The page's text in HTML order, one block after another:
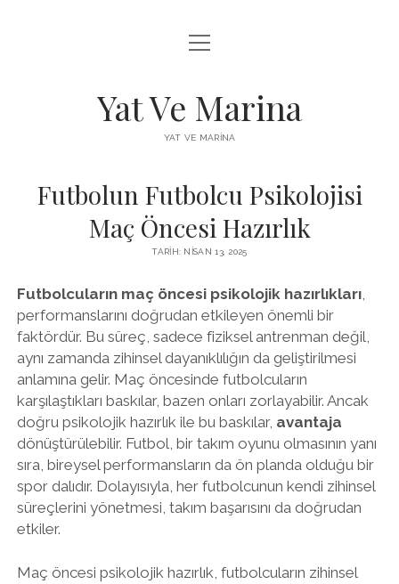
FACEBOOK BEĞENI YÜKSELTME HILESI
menüyü
aç
Yat Ve Marina
YAT VE MARINA
Futbolun Futbolcu Psikolojisi
Maç Öncesi Hazırlık
TARIH: NISAN 13, 2025
Futbolcuların maç öncesi psikolojik hazırlıkları,
performanslarını doğrudan etkileyen önemli bir
faktördür. Bu süreç, sadece fiziksel antrenman değil,
aynı zamanda zihinsel dayanıklılığın da geliştirilmesi
anlamına gelir. Maç öncesinde futbolcuların
karşılaştıkları baskılar, bazen onları zorlayabilir. Ancak
doğru psikolojik hazırlık ile bu baskılar, avantaja
dönüştürülebilir. Futbol, bir takım oyunu olmasının yanı
sıra, bireysel performansların da ön planda olduğu bir
spor dalıdır. Dolayısıyla, her futbolcunun kendi zihinsel
süreçlerini yönetmesi, takım başarısını da doğrudan
etkiler.
Maç öncesi psikolojik hazırlık, futbolcuların zihinsel